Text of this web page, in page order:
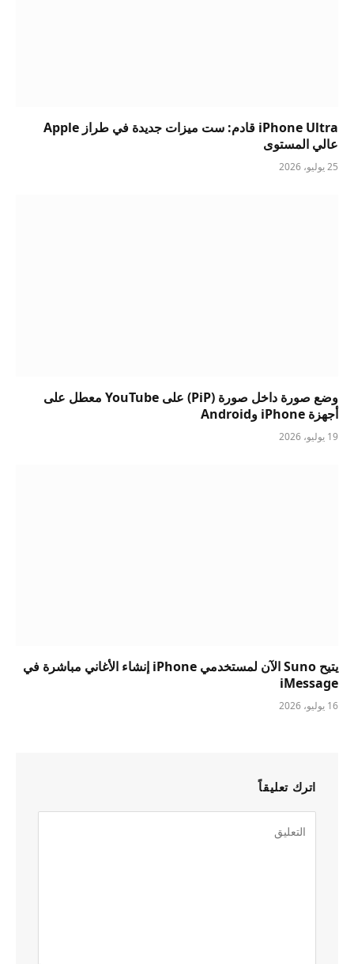
iPhone Ultra قادم: ست ميزات جديدة في طراز Apple
عالي المستوى
25 يوليو، 2026
وضع صورة داخل صورة (PiP) على YouTube معطل على
أجهزة iPhone وAndroid
19 يوليو، 2026
يتيح Suno الآن لمستخدمي iPhone إنشاء الأغاني مباشرة في
iMessage
16 يوليو، 2026
اترك تعليقاً